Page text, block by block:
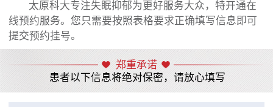
太原科大专注失眠抑郁为更好服务大众，特开通在
线预约服务。您只需要按照表格要求正确填写信息即可
提交预约挂号。
郑重承诺
患者以下信息将绝对保密，请放心填写